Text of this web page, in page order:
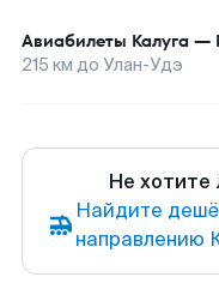
Авиабилеты Калуга —
215 км до Улан-Удэ
Не хотите
Найдите
направлению